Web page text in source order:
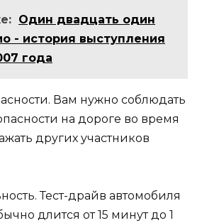
Один двадцать один
- история выступления
года
Вам нужно соблюдать
на дороге во время
других участников
Тест-драйв автомобиля
длится от 15 минут до 1